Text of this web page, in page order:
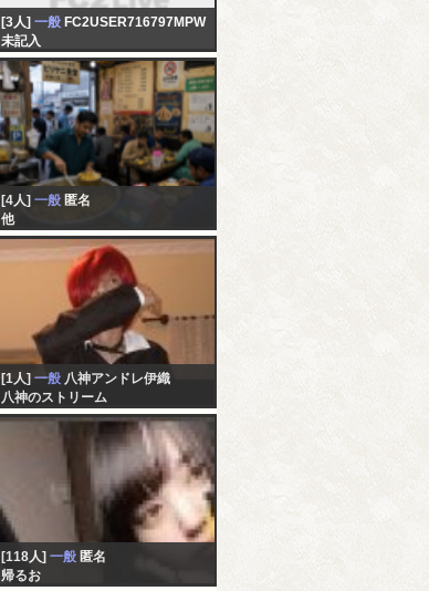
[3人] 一般 FC2USER716797MPW
未記入
[4人] 一般 匿名
他
[1人] 一般 八神アンドレ伊織
八神のストリーム
[118人] 一般 匿名
帰るお